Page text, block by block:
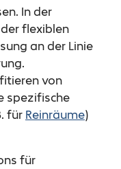
In der
flexiblen
an der Linie
von
spezifische
für Reinräume)
für